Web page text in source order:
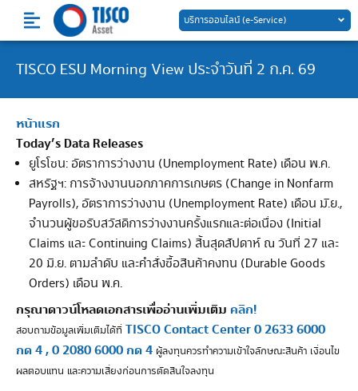
content
บริการออนไลน์ (e-Service)
TISCO ESU Morning View ประจำวันที่ 2 ก.ค. 69
หน้าแรก
Today’s Data Releases
ยูโรโซน: อัตราการว่างงาน (Unemployment Rate) เดือน พ.ค.
สหรัฐฯ: การจ้างงานนอกภาคการเกษตร (Change in Nonfarm
Payrolls), อัตราการว่างงาน (Unemployment Rate) เดือน ม.ิย.,
จำนวนผู้ขอรับสวัสดิการว่างงานครั้งแรกและต่อเนื่อง (Initial
Claims และ Continuing Claims) สิ้นสุดสัปดาห์ ณ วันที่ 27 และ
20 มิ.ย. ตามลำดับ และคำสั่งซื้อสินค้าคงทน (Durable Goods
Orders) เดือน พ.ค.
กรุณาดาวน์โหลดเอกสารเพื่ออ่านเพิ่มเติม คลิก!
สอบถามข้อมูลเพิ่มเติมได้ที่ TISCO Contact Center 0 2633 6000
กด 4 , 0 2080 6000 กด 4 ผู้ลงทุนควรทำความเข้าใจลักษณะสินค้า เงื่อนไข
ผลตอบแทน และความเสี่ยงก่อนการตัดสินใจลงทุน